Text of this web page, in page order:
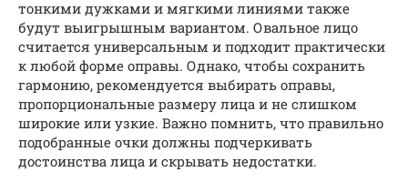
тонкими дужками и мягкими линиями также
будут выигрышным вариантом. Овальное лицо
считается универсальным и подходит практически
к любой форме оправы. Однако, чтобы сохранить
гармонию, рекомендуется выбирать оправы,
пропорциональные размеру лица и не слишком
широкие или узкие. Важно помнить, что правильно
подобранные очки должны подчеркивать
достоинства лица и скрывать недостатки.